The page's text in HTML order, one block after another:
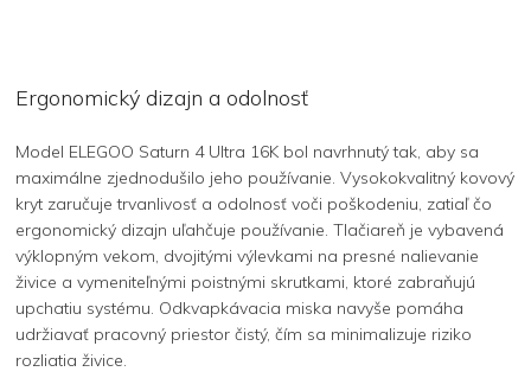
Ergonomický dizajn a odolnosť
Model ELEGOO Saturn 4 Ultra 16K bol navrhnutý tak, aby sa
maximálne zjednodušilo jeho používanie. Vysokokvalitný kovový
kryt zaručuje trvanlivosť a odolnosť voči poškodeniu, zatiaľ čo
ergonomický dizajn uľahčuje používanie. Tlačiareň je vybavená
výklopným vekom, dvojitými výlevkami na presné nalievanie
živice a vymeniteľnými poistnými skrutkami, ktoré zabraňujú
upchatiu systému. Odkvapkávacia miska navyše pomáha
udržiavať pracovný priestor čistý, čím sa minimalizuje riziko
rozliatia živice.